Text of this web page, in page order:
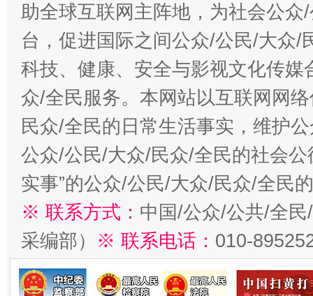
助全球互联网主阵地，为社会公
台，促进国际之间公众/公民/大众/
科技、健康、安全与影视文化传
众/全民服务。本网站以互联网网
民众/全民的日常生活事实，维护
公众/公民/大众/民众/全民的社会公
实事”的公众/公民/大众/民众/全民
※ 联系方式： 中国/公众/公共/全
采编部） ※ 联系电话： 010-